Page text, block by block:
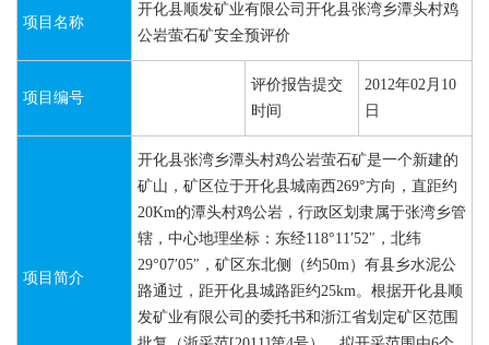
项目名称
开化县顺发矿业有限公司开化县张湾乡潭头村鸡
公岩萤石矿安全预评价
项目编号
评价报告提交
时间
2012年02月10
日
项目简介
开化县张湾乡潭头村鸡公岩萤石矿是一个新建的
矿山，矿区位于开化县城南西269°方向，直距约
20Km的潭头村鸡公岩，行政区划隶属于张湾乡管
辖，中心地理坐标：东经118°11′52″，北纬
29°07′05″，矿区东北侧（约50m）有县乡水泥公
路通过，距开化县城路距约25km。根据开化县顺
发矿业有限公司的委托书和浙江省划定矿区范围